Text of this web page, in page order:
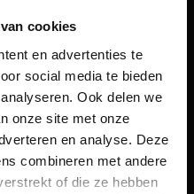
cookies
en advertenties te
social media te bieden
Ook delen we
onze site met onze
en analyse. Deze
combineren met andere
of die ze hebben
makelaarskantoor met
en diepgaande kennis
en omstreken.